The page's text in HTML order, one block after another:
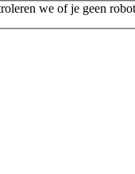
we of je geen